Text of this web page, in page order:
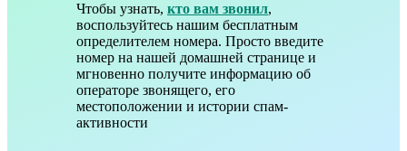
Чтобы узнать, кто вам звонил,
воспользуйтесь нашим бесплатным
определителем номера. Просто введите
номер на нашей домашней странице и
мгновенно получите информацию об
операторе звонящего, его
местоположении и истории спам-
активности